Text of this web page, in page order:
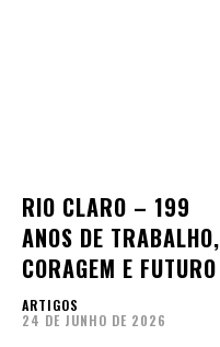
RIO CLARO – 199
ANOS DE TRABALHO,
CORAGEM E FUTURO
ARTIGOS
24 DE JUNHO DE 2026